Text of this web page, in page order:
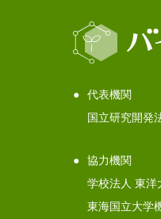
代表機関
国立研究開発
協力機関
学校法人 東洋
東海国立大学